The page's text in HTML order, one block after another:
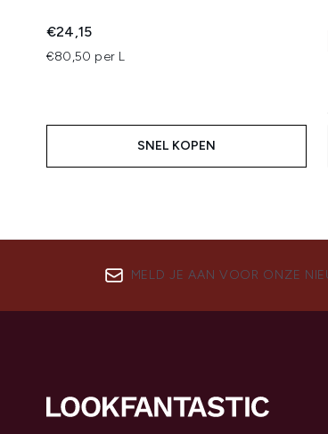
€24,15
€80,50 per L
SNEL KOPEN
MELD JE AAN VOOR ONZE